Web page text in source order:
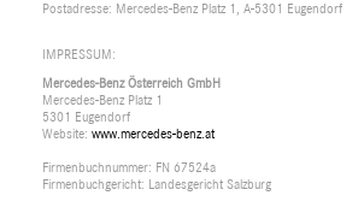
Postadresse: Mercedes-Benz Platz 1, A-5301 Eugendorf
IMPRESSUM:
Mercedes-Benz Österreich GmbH
Mercedes-Benz Platz 1
5301 Eugendorf
Website: www.mercedes-benz.at
Firmenbuchnummer: FN 67524a
Firmenbuchgericht: Landesgericht Salzburg